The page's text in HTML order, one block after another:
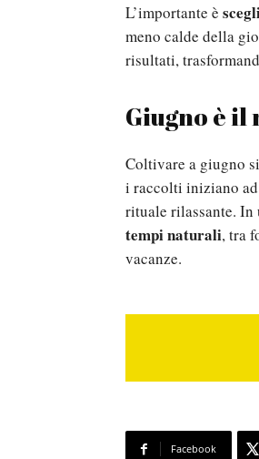
L’importante è
meno calde della
risultati,
Giugno è il
Coltivare a giugno
i raccolti iniziano
rituale rilassante. In
tempi naturali, tra
vacanze.
Facebook